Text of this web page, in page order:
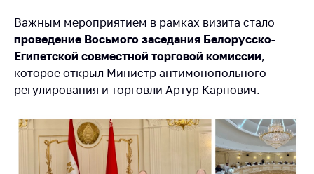
Защита
персональных
данных
Новости
Обратиться в МАРТ
Личный прием
граждан и юр. лиц
Важным мероприятием в рамках визита стало
проведение Восьмого заседания Белорусско-
Египетской совместной торговой комиссии,
которое открыл Министр антимонопольного
регулирования и торговли Артур Карпович.